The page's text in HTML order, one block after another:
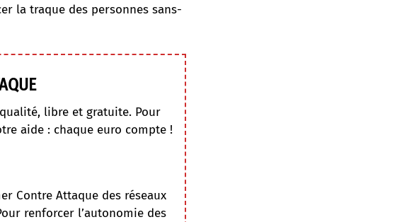
la traque des personnes sans-
libre et gratuite. Pour
aide : chaque euro compte !
Contre Attaque des réseaux
renforcer l’autonomie des